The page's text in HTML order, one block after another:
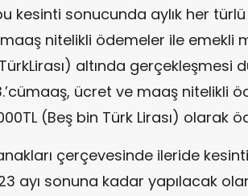
kesinti sonucunda aylık her
nitelikli ödemeler ile emekli
altında gerçekleşmesi
ücret ve maaş nitelikli
(Beş bin Türk Lirası) olarak
çerçevesinde ileride
ayı sonuna kadar yapılacak